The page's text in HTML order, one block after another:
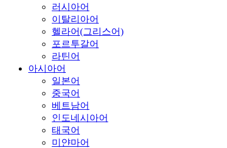
러시아어
이탈리아어
헬라어(그리스어)
포르투갈어
라틴어
아시아어
일본어
중국어
베트남어
인도네시아어
태국어
미얀마어